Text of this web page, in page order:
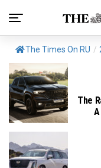
The Times On RU /
The